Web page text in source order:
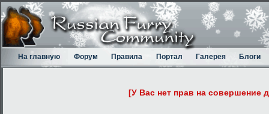
На главную Форум Правила Портал Галерея Блоги
[У Вас нет прав на совершение